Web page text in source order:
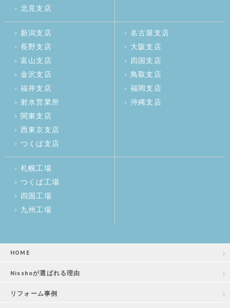
北見支店
新潟支店
長野支店
富山支店
金沢支店
福井支店
射水営業所
関東支店
西東京支店
つくば支店
名古屋支店
大阪支店
四国支店
鳥取支店
福岡支店
沖縄支店
札幌工場
つくば工場
四国工場
九州工場
HOME
Nisshoが選ばれる理由
リフォーム事例